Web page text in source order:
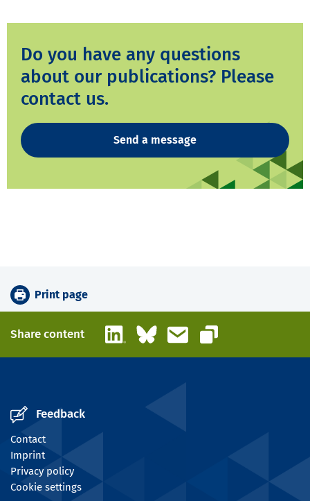
Do you have any questions
about our publications? Please
contact us.
Send a message
Print page
Share content LinkedInBlueskyEmail
Copy link
Feedback
Contact
Imprint
Privacy policy
Cookie settings